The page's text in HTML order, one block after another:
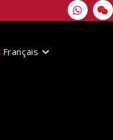
Français